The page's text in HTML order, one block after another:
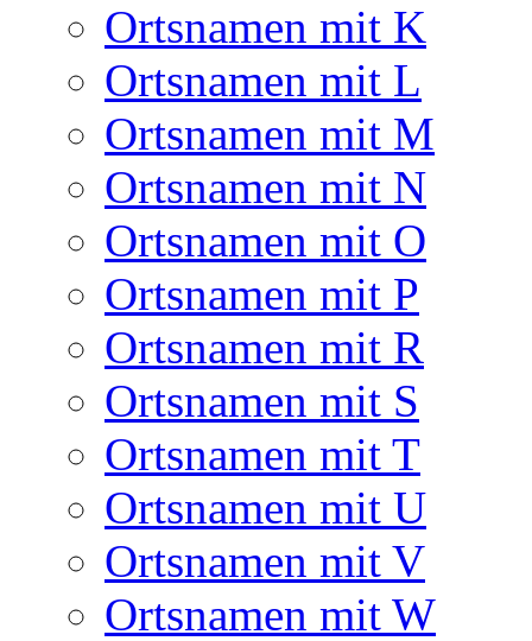
Ortsnamen mit K
Ortsnamen mit L
Ortsnamen mit M
Ortsnamen mit N
Ortsnamen mit O
Ortsnamen mit P
Ortsnamen mit R
Ortsnamen mit S
Ortsnamen mit T
Ortsnamen mit U
Ortsnamen mit V
Ortsnamen mit W